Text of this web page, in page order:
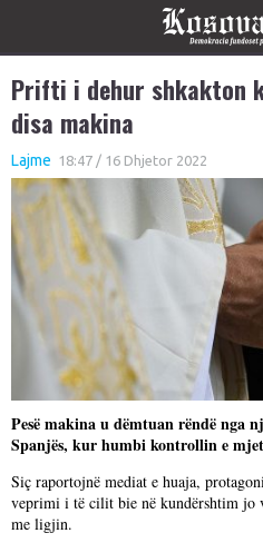
Prifti i dehur shkakton
disa makina
Lajme 18:47 / 16 Dhjetor 2022
Pesë makina u dëmtuan rëndë nga
Spanjës, kur humbi kontrollin e
Siç raportojnë mediat e huaja,
veprimi i të cilit bie në kundërshtim jo
me ligjin.